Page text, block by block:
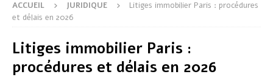
ACCUEIL JURIDIQUE
Litiges immobilier Paris : procédures
et délais en 2026
Litiges immobilier Paris :
procédures et délais en 2026